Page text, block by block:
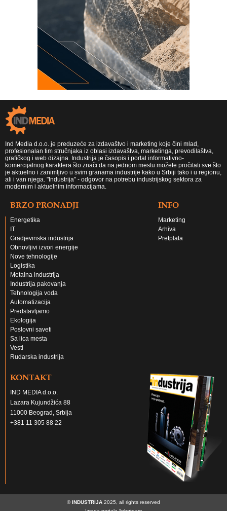
Ind Media d.o.o. je preduzeće za izdavaštvo i marketing koje čini mlad,
profesionalan tim stručnjaka iz oblasi izdavaštva, marketinga, prevodilaštva,
grafičkog i web dizajna. Industrija je časopis i portal informativno-
komercijalnog karaktera što znači da na jednom mestu možete pročitati sve što
je aktuelno i zanimljivo u svim granama industrije kako u Srbiji tako i u regionu,
ali i van njega. "Industrija" - odgovor na potrebu industrijskog sektora za
modernim i aktuelnim informacijama.
BRZO PRONADJI
Energetika
IT
Gradjevinska industrija
Obnovljivi izvori energije
Nove tehnologije
Logistika
Metalna industrija
Industrija pakovanja
Tehnologija voda
Automatizacija
Predstavljamo
Ekologija
Poslovni saveti
Sa lica mesta
Vesti
Rudarska industrija
INFO
Marketing
Arhiva
Pretplata
KONTAKT
IND MEDIA d.o.o.
Lazara Kujundžića 88
11000 Beograd, Srbija
+381 11 305 88 22
©INDUSTRIJA 2025, all rights reserved